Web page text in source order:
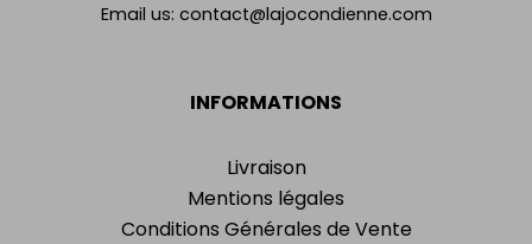
INFORMATIONS
Livraison
Mentions légales
Conditions Générales de Vente
Email us: contact@lajocondienne.com